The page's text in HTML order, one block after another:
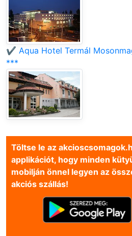
✔️ Aqua Hotel Termál
***
Töltse le az
applikációt, hogy minden
mobilján önnel legyen az
akciós szállás!